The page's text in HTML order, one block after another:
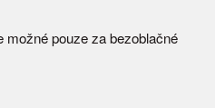
možné pouze za bezoblačné